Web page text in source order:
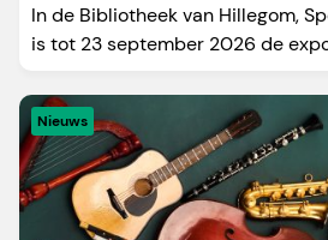
In de Bibliotheek van Hillegom,
is tot 23 september 2026 de
Nieuws